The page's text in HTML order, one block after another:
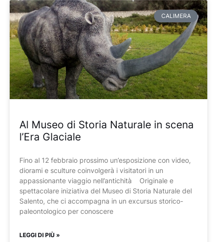
CALIMERA
Al Museo di Storia Naturale in scena
l’Era Glaciale
Fino al 12 febbraio prossimo un’esposizione con video,
diorami e sculture coinvolgerà i visitatori in un
appassionante viaggio nell’antichità Originale e
spettacolare iniziativa del Museo di Storia Naturale del
Salento, che ci accompagna in un excursus storico-
paleontologico per conoscere
LEGGI DI PIÙ »